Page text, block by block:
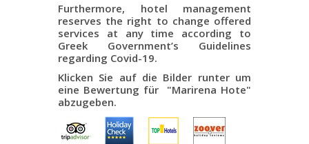
Furthermore, hotel management
reserves the right to change offered
services at any time according to
Greek Government’s Guidelines
regarding Covid-19.
Klicken Sie auf die Bilder runter um
eine Bewertung für "Marirena Hote"
abzugeben.